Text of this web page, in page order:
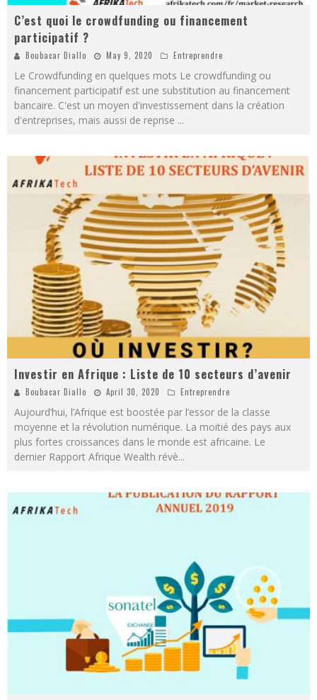
C’est quoi le crowdfunding ou financement
participatif ?
Boubacar Diallo May 9, 2020 Entreprendre
Le Crowdfunding en quelques mots Le crowdfunding ou
financement participatif est une substitution au financement
bancaire. C'est un moyen d'investissement dans la création
d'entreprises, mais aussi de reprise ...
Investir en Afrique : Liste de 10 secteurs d’avenir
Boubacar Diallo April 30, 2020 Entreprendre
Aujourd’hui, l’Afrique est boostée par l’essor de la classe
moyenne et la révolution numérique. La moitié des pays aux
plus fortes croissances dans le monde est africaine. Le
dernier Rapport Afrique Wealth révè...